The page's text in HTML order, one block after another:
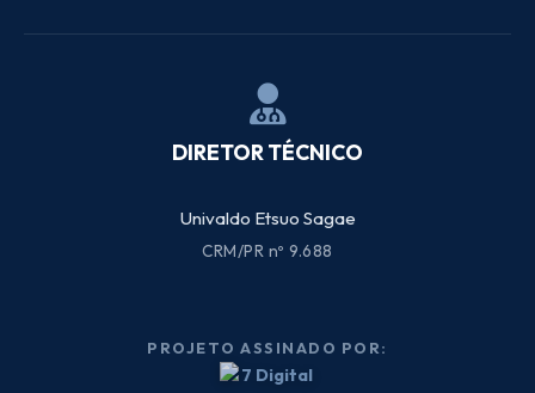
DIRETOR TÉCNICO
Univaldo Etsuo Sagae
CRM/PR nº 9.688
PROJETO ASSINADO POR: